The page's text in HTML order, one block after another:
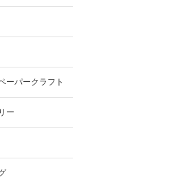
ーパークラフト
ー